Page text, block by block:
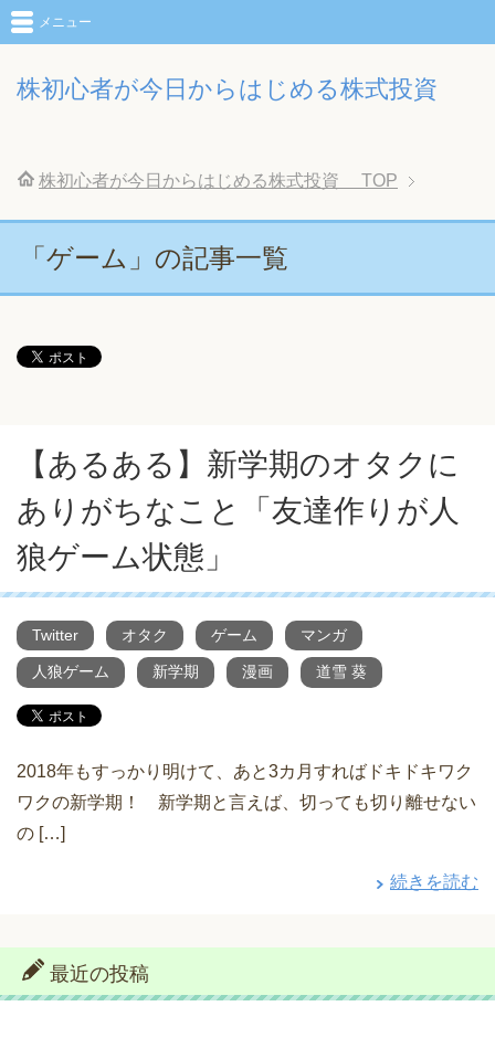
株初心者が今日からはじめる株式投資
メニュー
株初心者が今日からはじめる株式投資 TOP
「ゲーム」の記事一覧
【あるある】新学期のオタクに
ありがちなこと「友達作りが人
狼ゲーム状態」
Twitter オタク ゲーム マンガ
人狼ゲーム 新学期 漫画 道雪 葵
2018年もすっかり明けて、あと3カ月すればドキドキワク
ワクの新学期！ 新学期と言えば、切っても切り離せない
の […]
続きを読む
最近の投稿